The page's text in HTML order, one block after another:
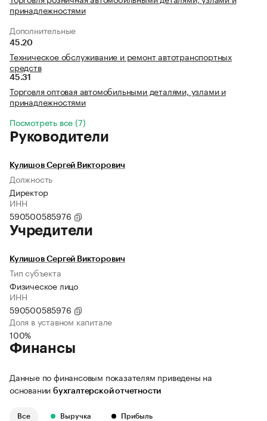
принадлежностями
Дополнительные
45.20
Техническое обслуживание и ремонт автотранспортных
средств
45.31
Торговля оптовая автомобильными деталями, узлами и
принадлежностями
Посмотреть все (7)
Руководители
Кулишов Сергей Викторович
Должность
Директор
ИНН
590500585976
Учредители
Кулишов Сергей Викторович
Тип субъекта
Физическое лицо
ИНН
590500585976
Доля в уставном капитале
100%
Финансы
Данные по финансовым показателям приведены на
основании бухгалтерской отчетности
Все Выручка Прибыль